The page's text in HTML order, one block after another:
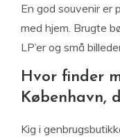
En god souvenir er
med hjem. Brugte
LP’er og små
Hvor finder
København,
Kig i